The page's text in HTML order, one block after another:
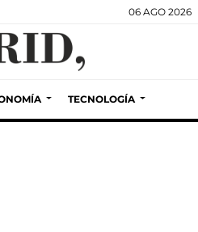
06 AGO 2026
TECNOLOGÍA